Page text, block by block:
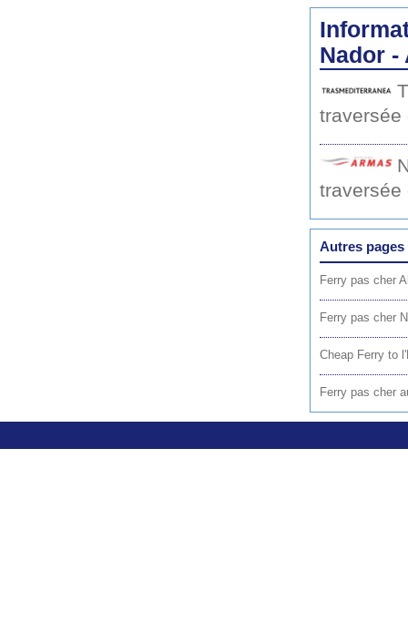
Nador -
traversée
traversée
Autres pages
Ferry pas cher
Ferry pas cher
Cheap Ferry to
Ferry pas cher